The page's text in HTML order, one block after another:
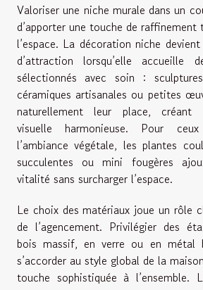
Valoriser une niche murale dans un
d’apporter une touche de
l’espace. La décoration niche
d’attraction lorsqu’elle accueille
sélectionnés avec soin :
céramiques artisanales ou petites
naturellement leur place, créant
visuelle harmonieuse. Pour
l’ambiance végétale, les plantes
succulentes ou mini fougères
vitalité sans surcharger l’espace.
Le choix des matériaux joue un rôle
de l’agencement. Privilégier des
bois massif, en verre ou en métal
s’accorder au style global de la
touche sophistiquée à l’ensemble.